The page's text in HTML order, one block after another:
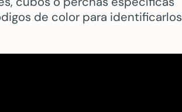
de color para identificarlos